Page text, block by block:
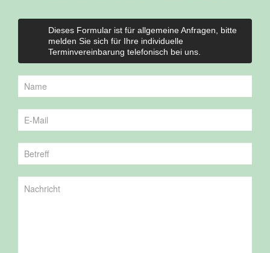
Dieses Formular ist für allgemeine Anfragen, bitte
melden Sie sich für Ihre individuelle
Terminvereinbarung telefonisch bei uns.